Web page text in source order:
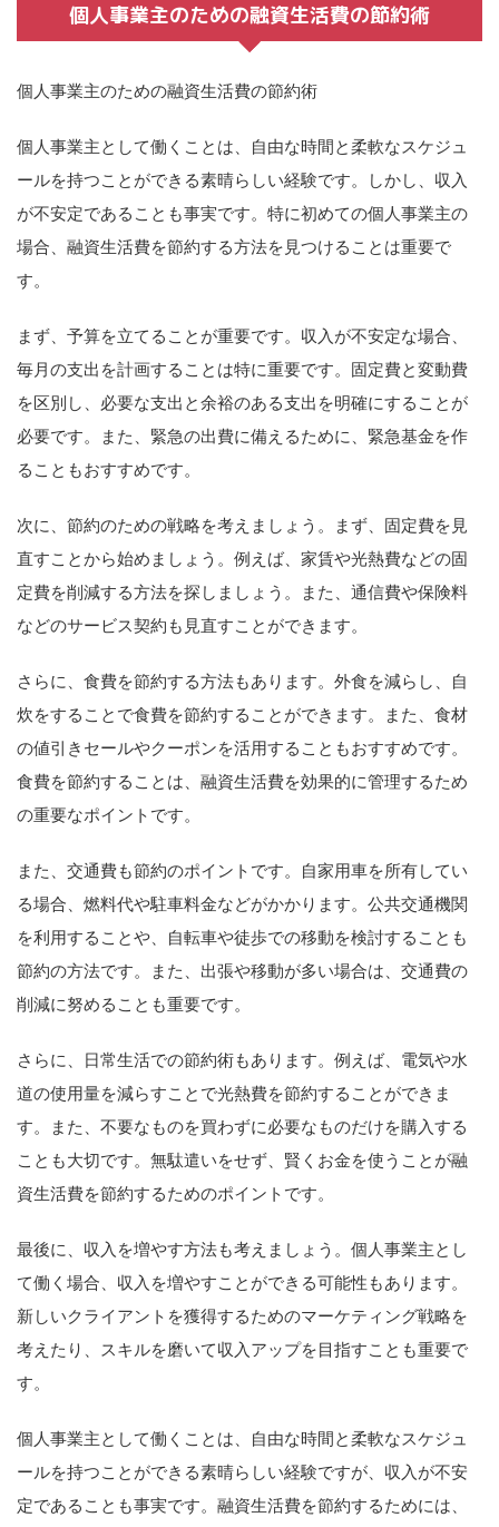
個人事業主のための融資生活費の節約術
個人事業主のための融資生活費の節約術
個人事業主として働くことは、自由な時間と柔軟なスケジュ
ールを持つことができる素晴らしい経験です。しかし、収入
が不安定であることも事実です。特に初めての個人事業主の
場合、融資生活費を節約する方法を見つけることは重要で
す。
まず、予算を立てることが重要です。収入が不安定な場合、
毎月の支出を計画することは特に重要です。固定費と変動費
を区別し、必要な支出と余裕のある支出を明確にすることが
必要です。また、緊急の出費に備えるために、緊急基金を作
ることもおすすめです。
次に、節約のための戦略を考えましょう。まず、固定費を見
直すことから始めましょう。例えば、家賃や光熱費などの固
定費を削減する方法を探しましょう。また、通信費や保険料
などのサービス契約も見直すことができます。
さらに、食費を節約する方法もあります。外食を減らし、自
炊をすることで食費を節約することができます。また、食材
の値引きセールやクーポンを活用することもおすすめです。
食費を節約することは、融資生活費を効果的に管理するため
の重要なポイントです。
また、交通費も節約のポイントです。自家用車を所有してい
る場合、燃料代や駐車料金などがかかります。公共交通機関
を利用することや、自転車や徒歩での移動を検討することも
節約の方法です。また、出張や移動が多い場合は、交通費の
削減に努めることも重要です。
さらに、日常生活での節約術もあります。例えば、電気や水
道の使用量を減らすことで光熱費を節約することができま
す。また、不要なものを買わずに必要なものだけを購入する
ことも大切です。無駄遣いをせず、賢くお金を使うことが融
資生活費を節約するためのポイントです。
最後に、収入を増やす方法も考えましょう。個人事業主とし
て働く場合、収入を増やすことができる可能性もあります。
新しいクライアントを獲得するためのマーケティング戦略を
考えたり、スキルを磨いて収入アップを目指すことも重要で
す。
個人事業主として働くことは、自由な時間と柔軟なスケジュ
ールを持つことができる素晴らしい経験ですが、収入が不安
定であることも事実です。融資生活費を節約するためには、